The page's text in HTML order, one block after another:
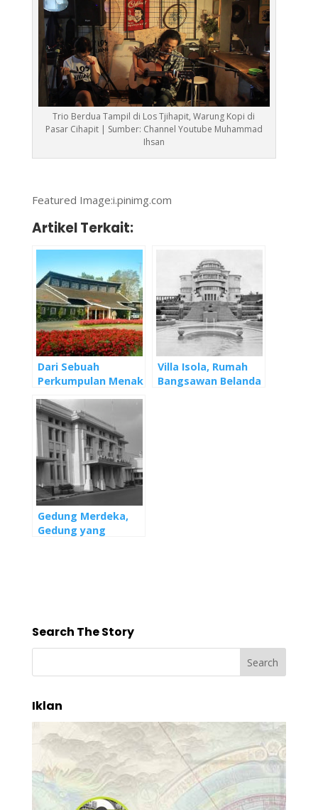
Trio Berdua Tampil di Los Tjihapit, Warung Kopi di
Pasar Cihapit | Sumber: Channel Youtube Muhammad
Ihsan
Featured Image:i.pinimg.com
Artikel Terkait:
Dari Sebuah
Perkumpulan Menak
Budaya: Hotel
Concordia
Villa Isola, Rumah
Bangsawan Belanda
Gedung Merdeka,
Gedung yang
Search The Story
Iklan